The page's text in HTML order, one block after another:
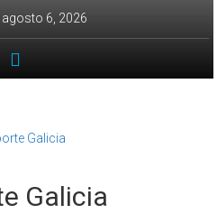
agosto 6, 2026
Galicia